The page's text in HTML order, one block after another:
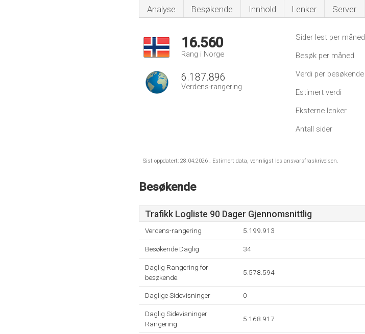
Analyse Besøkende Innhold Lenker Server
16.560
Rang i Norge
6.187.896
Verdens-rangering
Sider lest per måned
Besøk per måned
Verdi per besøkende
Estimert verdi
Eksterne lenker
Antall sider
Sist oppdatert: 28.04.2026 . Estimert data, vennligst les ansvarsfraskrivelsen.
Besøkende
Trafikk Logliste 90 Dager Gjennomsnittlig
Verdens-rangering 5.199.913
Besøkende Daglig 34
Daglig Rangering for
besøkende.
5.578.594
Daglige Sidevisninger 0
Daglig Sidevisninger
Rangering
5.168.917